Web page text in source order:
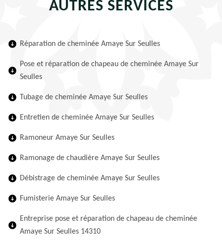
AUTRES SERVICES
Réparation de cheminée Amaye Sur Seulles
Pose et réparation de chapeau de cheminée Amaye Sur
Seulles
Tubage de cheminée Amaye Sur Seulles
Entretien de cheminée Amaye Sur Seulles
Ramoneur Amaye Sur Seulles
Ramonage de chaudière Amaye Sur Seulles
Débistrage de cheminée Amaye Sur Seulles
Fumisterie Amaye Sur Seulles
Entreprise pose et réparation de chapeau de cheminée
Amaye Sur Seulles 14310